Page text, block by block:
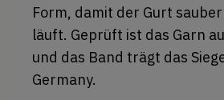
Form, damit der Gurt
läuft. Geprüft ist das Garn
und das Band trägt das
Germany.